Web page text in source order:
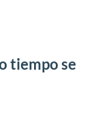
tiempo se